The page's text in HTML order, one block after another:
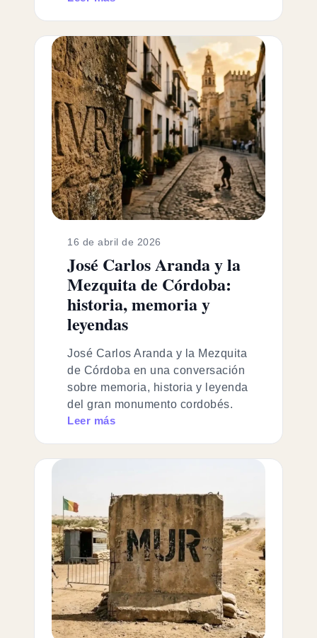
16 de abril de 2026
José Carlos Aranda y la
Mezquita de Córdoba:
historia, memoria y
leyendas
José Carlos Aranda y la Mezquita
de Córdoba en una conversación
sobre memoria, historia y leyenda
del gran monumento cordobés.
Leer más